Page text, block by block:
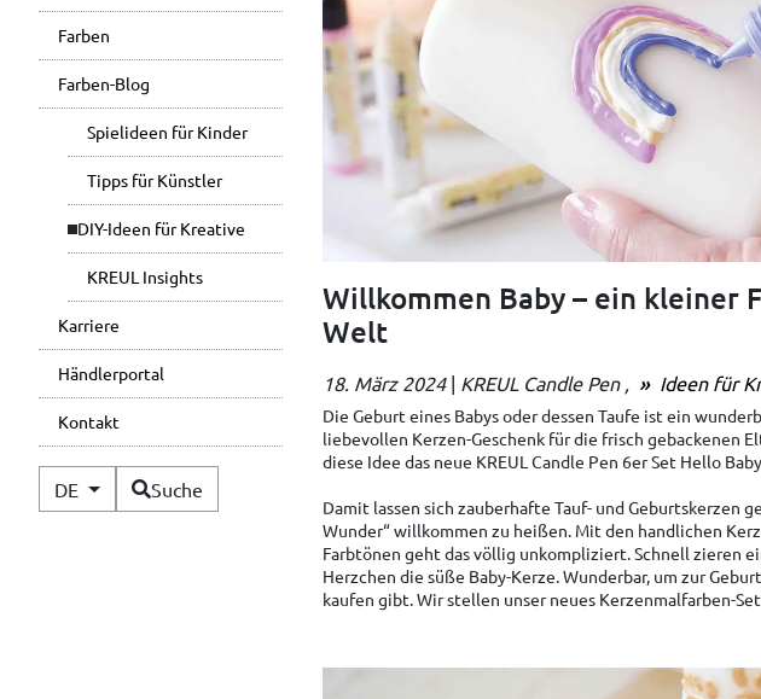
Farben
Farben-Blog
Spielideen für Kinder
Tipps für Künstler
DIY-Ideen für Kreative
KREUL Insights
Karriere
Händlerportal
Kontakt
DE Verfügbare Sprachen
Suche
Willkommen Baby – ein kleiner
Welt
18. März 2024 | KREUL Candle Pen Ideen für
Die Geburt eines Babys oder dessen Taufe ist ein
liebevollen Kerzen-Geschenk für die frisch gebackenen
diese Idee das neue KREUL Candle Pen 6er Set Hello
Damit lassen sich zauberhafte Tauf- und Geburtskerzen
Wunder“ willkommen zu heißen. Mit den handlichen
Farbtönen geht das völlig unkompliziert. Schnell zieren
Herzchen die süße Baby-Kerze. Wunderbar, um zur
kaufen gibt. Wir stellen unser neues Kerzenmalfarben-